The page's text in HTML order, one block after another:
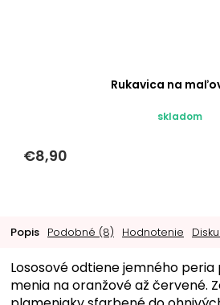
Rukavica na
skladom
€8,90
Popis Podobné (8) Hodnotenie
Lososové odtiene jemného
menia na oranžové až červené.